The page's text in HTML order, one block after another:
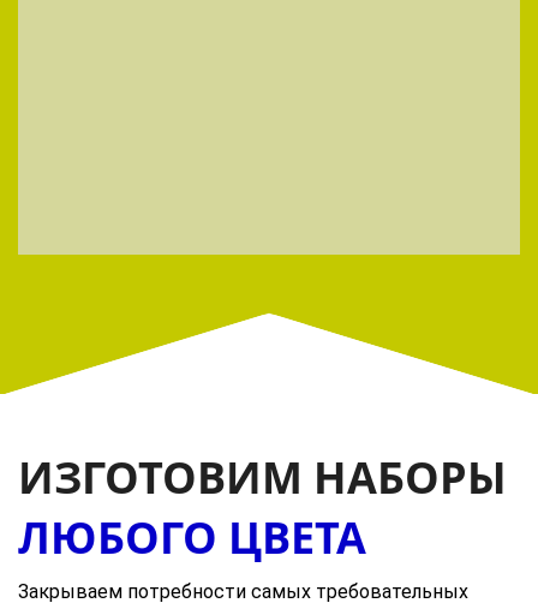
ИЗГОТОВИМ НАБОРЫ
ЛЮБОГО ЦВЕТА
Закрываем потребности самых требовательных